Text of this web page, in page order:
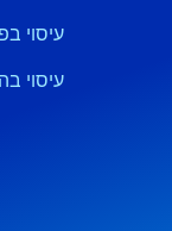
עיסוי
עיסוי